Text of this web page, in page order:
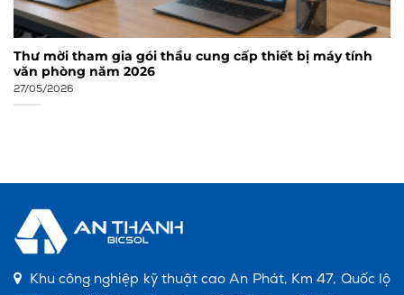
Thư mời tham gia gói thầu cung cấp thiết bị máy tính
văn phòng năm 2026
27/05/2026
Khu công nghiệp kỹ thuật cao An Phát, Km 47, Quốc lộ